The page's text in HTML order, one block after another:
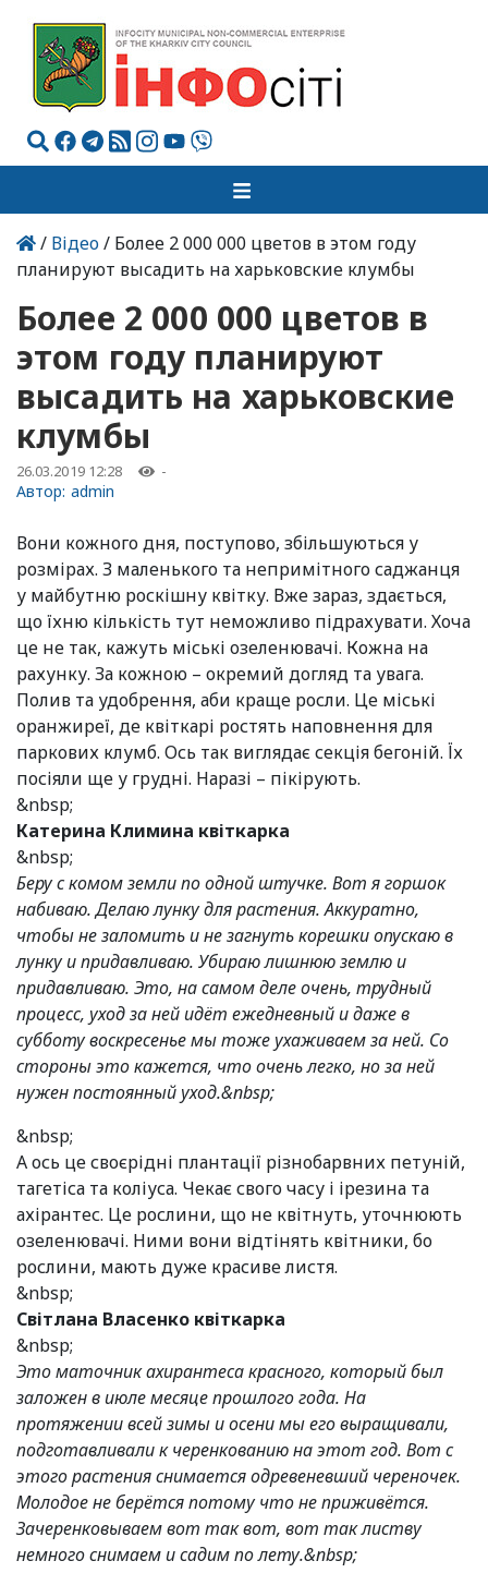
/ Відео/ Более 2 000 000 цветов в этом году
планируют высадить на харьковские клумбы
Более 2 000 000 цветов в
этом году планируют
высадить на харьковские
клумбы
26.03.2019 12:28 -
Автор: admin
Вони кожного дня, поступово, збільшуються у
розмірах. З маленького та непримітного саджанця
у майбутню роскішну квітку. Вже зараз, здається,
що їхню кількість тут неможливо підрахувати. Хоча
це не так, кажуть міські озеленювачі. Кожна на
рахунку. За кожною – окремий догляд та увага.
Полив та удобрення, аби краще росли. Це міські
оранжиреї, де квіткарі ростять наповнення для
паркових клумб. Ось так виглядає секція бегоній. Їх
посіяли ще у грудні. Наразі – пікірують.
&nbsp;
Катерина Климина квіткарка
&nbsp;
Беру с комом земли по одной штучке. Вот я горшок
набиваю. Делаю лунку для растения. Аккуратно,
чтобы не заломить и не загнуть корешки опускаю в
лунку и придавливаю. Убираю лишнюю землю и
придавливаю. Это, на самом деле очень, трудный
процесс, уход за ней идёт ежедневный и даже в
субботу воскресенье мы тоже ухаживаем за ней. Со
стороны это кажется, что очень легко, но за ней
нужен постоянный уход.&nbsp;
&nbsp;
А ось це своєрідні плантації різнобарвних петуній,
тагетіса та коліуса. Чекає свого часу і ірезина та
ахірантес. Це рослини, що не квітнуть, уточнюють
озеленювачі. Ними вони відтінять квітники, бо
рослини, мають дуже красиве листя.
&nbsp;
Світлана Власенко квіткарка
&nbsp;
Это маточник ахирантеса красного, который был
заложен в июле месяце прошлого года. На
протяжении всей зимы и осени мы его выращивали,
подготавливали к черенкованию на этот год. Вот с
этого растения снимается одревеневший череночек.
Молодое не берётся потому что не приживётся.
Зачеренковываем вот так вот, вот так листву
немного снимаем и садим по лету.&nbsp;